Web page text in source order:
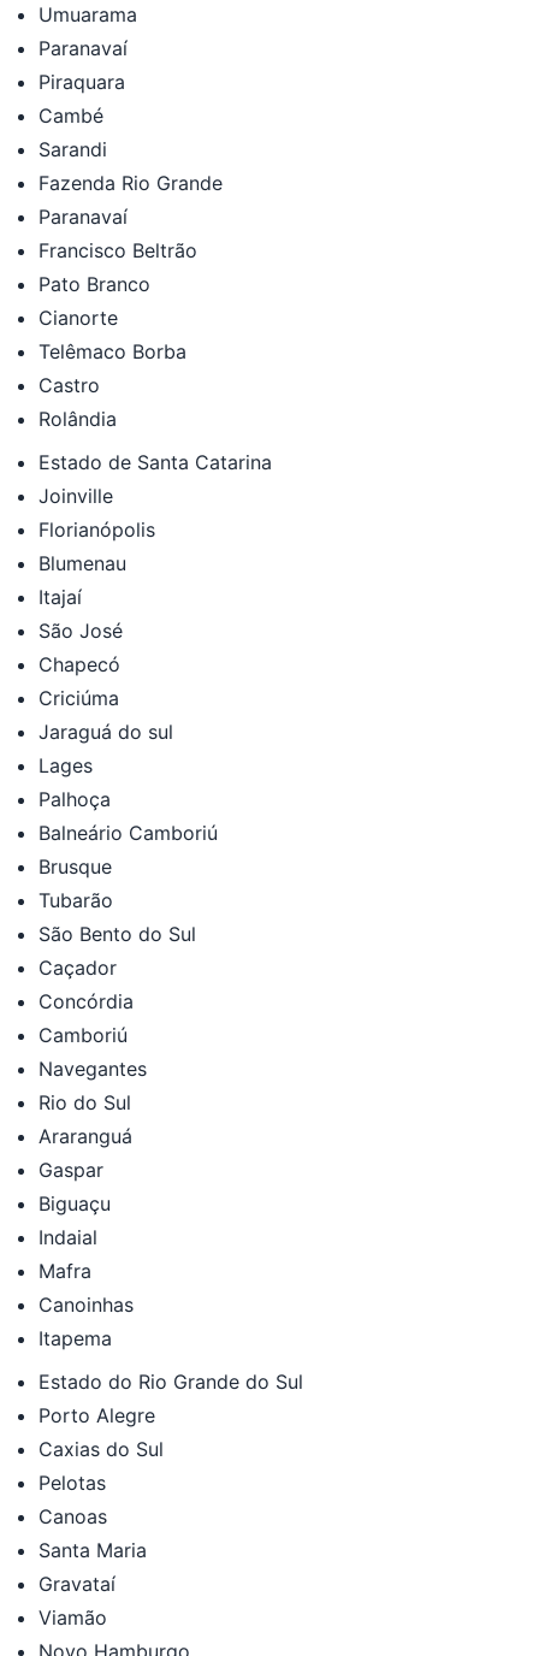
Umuarama
Paranavaí
Piraquara
Cambé
Sarandi
Fazenda Rio Grande
Paranavaí
Francisco Beltrão
Pato Branco
Cianorte
Telêmaco Borba
Castro
Rolândia
Estado de Santa Catarina
Joinville
Florianópolis
Blumenau
Itajaí
São José
Chapecó
Criciúma
Jaraguá do sul
Lages
Palhoça
Balneário Camboriú
Brusque
Tubarão
São Bento do Sul
Caçador
Concórdia
Camboriú
Navegantes
Rio do Sul
Araranguá
Gaspar
Biguaçu
Indaial
Mafra
Canoinhas
Itapema
Estado do Rio Grande do Sul
Porto Alegre
Caxias do Sul
Pelotas
Canoas
Santa Maria
Gravataí
Viamão
Novo Hamburgo